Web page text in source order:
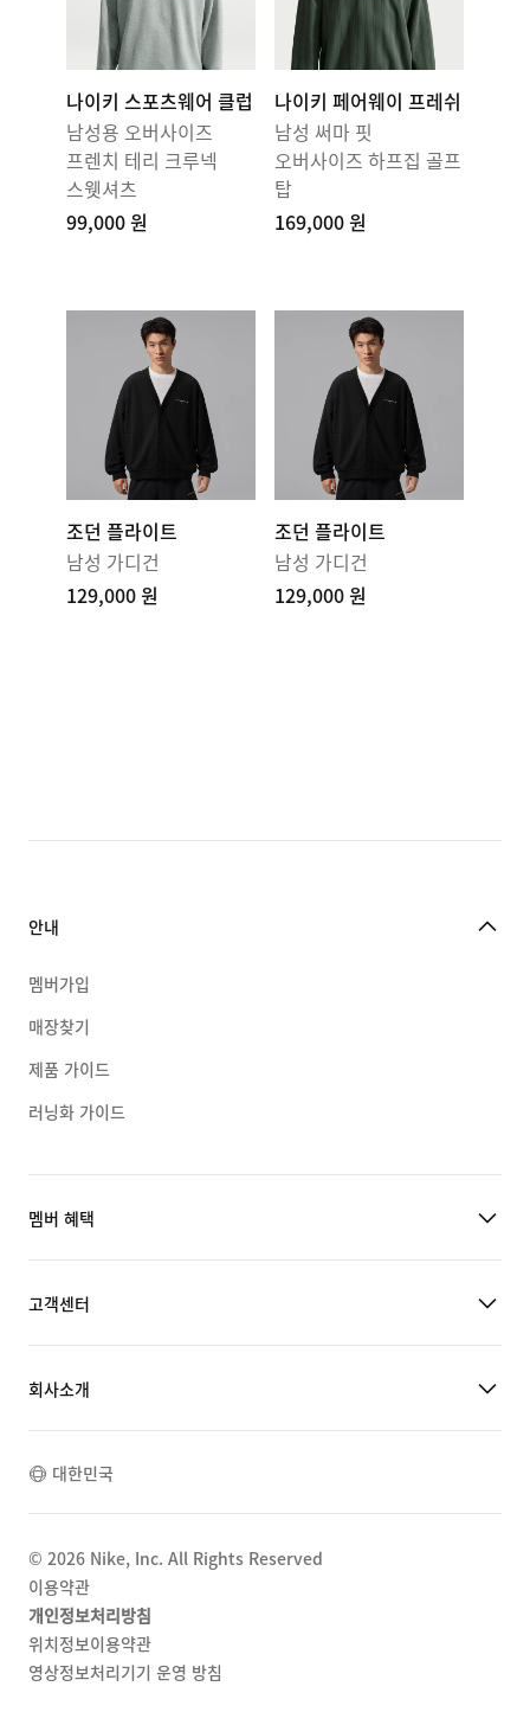
나이키 스포츠웨어 클럽
남성용 오버사이즈
프렌치 테리 크루넥
스웻셔츠
99,000 원
나이키 페어웨이 프레쉬
남성 써마 핏
오버사이즈 하프집 골프
탑
169,000 원
조던 플라이트
남성 가디건
129,000 원
조던 플라이트
남성 가디건
129,000 원
안내
멤버가입
매장찾기
제품 가이드
러닝화 가이드
멤버 혜택
고객센터
회사소개
대한민국
© 2026 Nike, Inc. All Rights Reserved
이용약관
개인정보처리방침
위치정보이용약관
영상정보처리기기 운영 방침